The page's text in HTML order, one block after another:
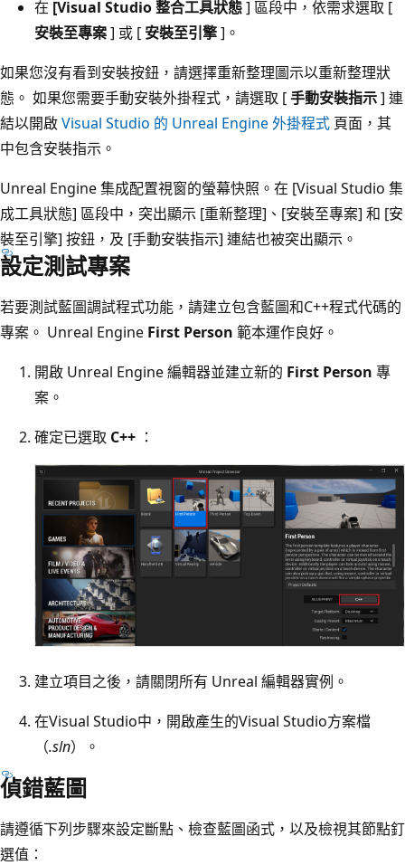
在 [Visual Studio 整合工具狀態] 區段中，依需求選取 [
安裝至專案] 或 [ 安裝至引擎]。
如果您沒有看到安裝按鈕，請選擇重新整理圖示以重新整理狀
態。 如果您需要手動安裝外掛程式，請選取 [手動安裝指示] 連
結以開啟Visual Studio 的 Unreal Engine 外掛程式 頁面，其
中包含安裝指示。
Unreal Engine 集成配置視窗的螢幕快照。在 [Visual Studio 集
成工具狀態] 區段中，突出顯示 [重新整理]、[安裝至專案] 和 [安
裝至引擎] 按鈕，及 [手動安裝指示] 連結也被突出顯示。
設定測試專案
若要測試藍圖調試程式功能，請建立包含藍圖和C++程式代碼的
專案。 Unreal Engine First Person 範本運作良好。
開啟 Unreal Engine 編輯器並建立新的 First Person 專
案。
確定已選取 C++ ：
建立項目之後，請關閉所有 Unreal 編輯器實例。
在Visual Studio中，開啟產生的Visual Studio方案檔
（.sln）。
偵錯藍圖
請遵循下列步驟來設定斷點、檢查藍圖函式，以及檢視其節點釘
選值：